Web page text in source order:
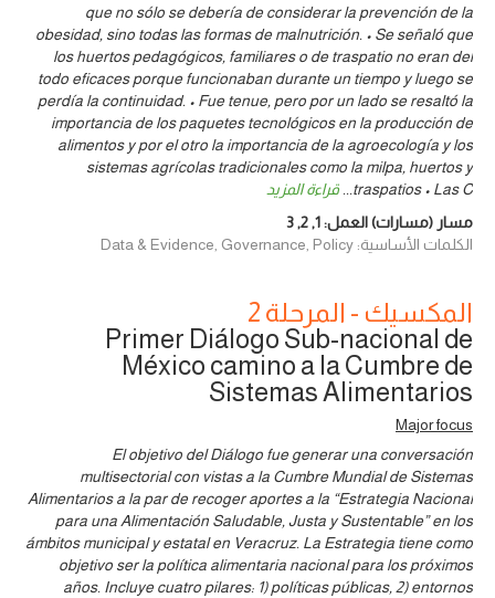
que no sólo se debería de considerar la prevención de la
obesidad, sino todas las formas de malnutrición. • Se señaló que
los huertos pedagógicos, familiares o de traspatio no eran del
todo eficaces porque funcionaban durante un tiempo y luego se
perdía la continuidad. • Fue tenue, pero por un lado se resaltó la
importancia de los paquetes tecnológicos en la producción de
alimentos y por el otro la importancia de la agroecología y los
sistemas agrícolas tradicionales como la milpa, huertos y
traspatios • Las C
... قراءة المزيد
مسار (مسارات) العمل:1
,
2
,
3
الكلمات الأساسية: Data & Evidence, Governance, Policy
المكسيك - المرحلة 2
Primer Diálogo Sub-nacional de
México camino a la Cumbre de
Sistemas Alimentarios
Major focus
El objetivo del Diálogo fue generar una conversación
multisectorial con vistas a la Cumbre Mundial de Sistemas
Alimentarios a la par de recoger aportes a la “Estrategia Nacional
para una Alimentación Saludable, Justa y Sustentable” en los
ámbitos municipal y estatal en Veracruz. La Estrategia tiene como
objetivo ser la política alimentaria nacional para los próximos
años. Incluye cuatro pilares: 1) políticas públicas, 2) entornos